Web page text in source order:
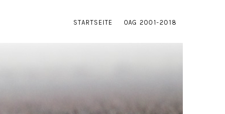
STARTSEITE OAG 2001-2018